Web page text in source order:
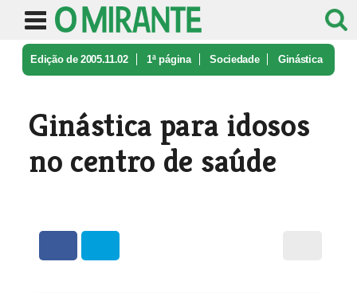
Edição de 2005.11.02 1ª página Sociedade Ginástica
Ginástica para idosos
no centro de saúde